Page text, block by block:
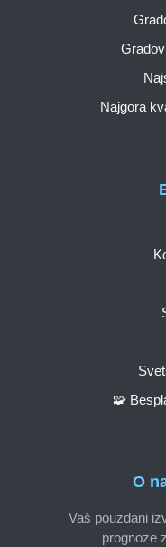
O
Vaš pouzdani
prognoze
🧩
Najgora